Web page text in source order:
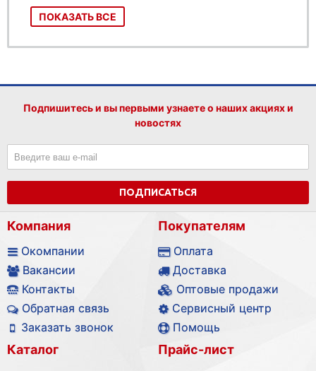
ПОКАЗАТЬ ВСЕ
Подпишитесь и вы первыми узнаете о наших акциях и
новостях
ПОДПИСАТЬСЯ
Компания
Окомпании
Вакансии
Контакты
Обратная связь
Заказать звонок
Покупателям
Оплата
Доставка
Оптовые продажи
Сервисный центр
Помощь
Каталог
Прайс-лист